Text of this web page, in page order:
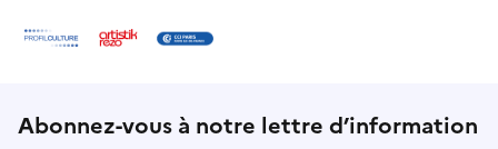
Abonnez-vous à notre lettre d’information